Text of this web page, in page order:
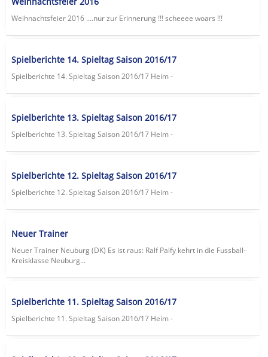
Weihnachtsfeier 2016 ....nur zur Erinnerung !!! scheeee woars !!!
Spielberichte 14. Spieltag Saison 2016/17
Spielberichte 14. Spieltag Saison 2016/17 Heim -
Spielberichte 13. Spieltag Saison 2016/17
Spielberichte 13. Spieltag Saison 2016/17 Heim -
Spielberichte 12. Spieltag Saison 2016/17
Spielberichte 12. Spieltag Saison 2016/17 Heim -
Neuer Trainer
Neuer Trainer Neuburg (DK) Es ist raus: Ralf Palfy kehrt in die Fussball-
Kreisklasse Neuburg...
Spielberichte 11. Spieltag Saison 2016/17
Spielberichte 11. Spieltag Saison 2016/17 Heim -